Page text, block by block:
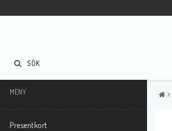
SÖK
MENY
Presentkort